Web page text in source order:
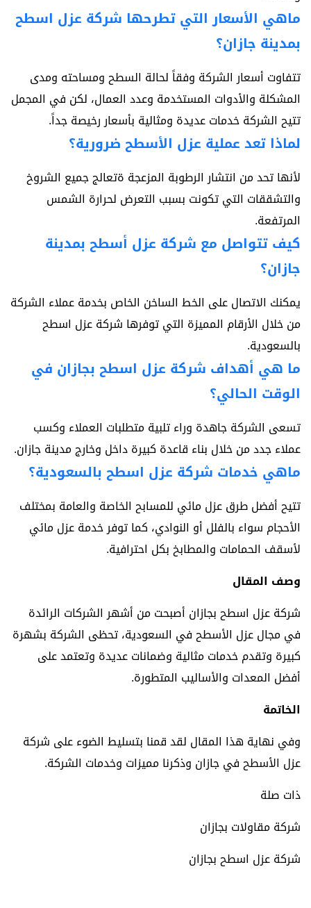
ماهي الأسعار التي تطرحها شركة عزل اسطح
بمدينة جازان؟
تتفاوت أسعار الشركة وفقاً لحالة السطح ومساحته ومدى
المشكلة والأدوات المستخدمة وعدد العمال، لكن في المجمل
تتيح الشركة خدمات عديدة ومثالية بأسعار رخيصة جداً.
لماذا تعد عملية عزل الأسطح ضرورية؟
لأنها تحد من انتشار الرطوبة المزعجة ةتعالج جميع الشروخ
والتشققات التي تكونت بسبب التعرض لحرارة الشمس
المرتفعة.
كيف تتواصل مع شركة عزل أسطح بمدينة
جازان؟
يمكنك الاتصال على الخط الساخن الخاص بخدمة عملاء الشركة
من خلال الأرقام المميزة التي توفرها شركة عزل اسطح
بالسعودية.
ما هي أهداف شركة عزل اسطح بجازان في
الوقت الحالي؟
تسعى الشركة جاهدة وراء تلبية متطلبات العملاء وكسب
عملاء جدد من خلال بناء قاعدة كبيرة داخل وخارج مدينة جازان.
ماهي خدمات شركة عزل اسطح بالسعودية؟
تتيح أفضل طرق عزل مائي للمسابح الخاصة والعامة بمختلف
الأحجام سواء بالفلل أو النوادي، كما توفر خدمة عزل مائي
لأسقف الحمامات والمطابخ بكل احترافية.
وصف المقال
شركة عزل اسطح بجازان أصبحت من أشهر الشركات الرائدة
في مجال عزل الأسطح في السعودية، تحظى الشركة بشهرة
كبيرة وتقدم خدمات مثالية وضمانات عديدة وتعتمد على
أفضل المعدات والأساليب المتطورة.
الخاتمة
وفي نهاية هذا المقال لقد قمنا بتسليط الضوء على شركة
عزل الأسطح في جازان وذكرنا مميزات وخدمات الشركة.
ذات صلة
شركة مقاولات بجازان
شركة عزل اسطح بجازان